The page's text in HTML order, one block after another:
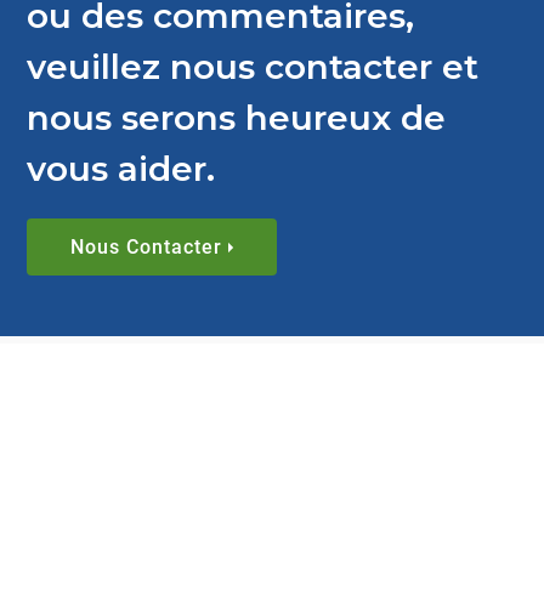
ou des commentaires,
veuillez nous contacter et
nous serons heureux de
vous aider.
Nous Contacter